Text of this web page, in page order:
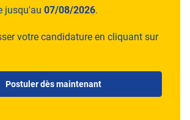
jusqu'au 07/08/2026.
votre candidature en cliquant sur
Postuler dès maintenant